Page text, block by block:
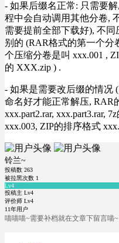
- 如果后缀名正常: 只需要
程中会自动调用其他分卷,
需要提前全部下载好), 不
别的 (RAR格式的第一个分
个压缩分卷是叫 xxx.001 ,
的 XXX.zip ) .
- 如果是需要改后缀的情况
命名好才能正常解压, RAR
xxx.part2.rar, xxx.part3.rar,
xxx.003, ZIP的排序格式
铃兰~
投稿数 263
被拉黑次数 1
Lv4
投稿主 Lv4
评价师 Lv4
11年用户
喵喵喵~需要补档就在文章下留言喵~